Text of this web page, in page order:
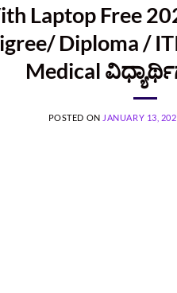
Laptop Free
Diploma /
Medical
POSTED ON JANUARY 13,